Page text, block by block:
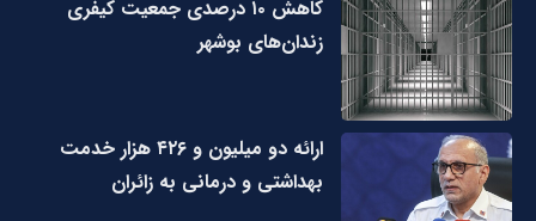
کاهش ۱۰ درصدی جمعیت کیفری
زندان‌های بوشهر
ارائه دو میلیون و ۴۲۶ هزار خدمت
بهداشتی و درمانی به زائران